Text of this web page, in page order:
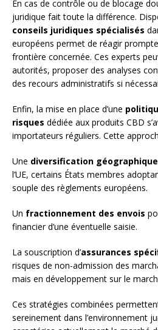
En cas de contrôle ou de blocage
juridique fait toute la différence.
conseils juridiques spécialisés
européens permet de réagir
frontière concernée. Ces experts
autorités, proposer des analyses
des recours administratifs si
Enfin, la mise en place d’une
risques dédiée aux produits CBD
importateurs réguliers. Cette
Une diversification géographique
l’UE, certains États membres
souple des règlements européens.
Un fractionnement des envois
financier d’une éventuelle saisie.
La souscription d’assurances
risques de non-admission des
mais en développement sur le
Ces stratégies combinées
sereinement dans l’environnement